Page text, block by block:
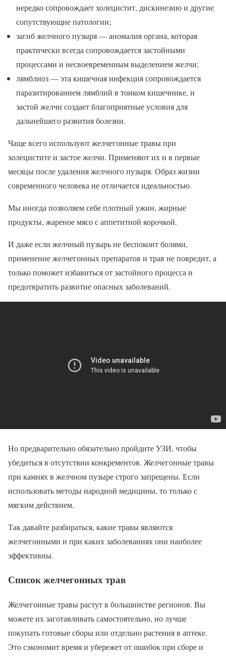
нередко сопровождает холецистит, дискинезию и другие
сопутствующие патологии;
загиб желчного пузыря — аномалия органа, которая
практически всегда сопровождается застойными
процессами и несвоевременным выделением желчи;
лямблиоз — эта кишечная инфекция сопровождается
паразитированием лямблий в тонком кишечнике, и
застой желчи создает благоприятные условия для
дальнейшего развития болезни.
Чаще всего используют желчегонные травы при
холецистите и застое желчи. Применяют их и в первые
месяцы после удаления желчного пузыря. Образ жизни
современного человека не отличается идеальностью.
Мы иногда позволяем себе плотный ужин, жирные
продукты, жареное мясо с аппетитной корочкой.
И даже если желчный пузырь не беспокоит болями,
применение желчегонных препаратов и трав не повредит, а
только поможет избавиться от застойного процесса и
предотвратить развитие опасных заболеваний.
Но предварительно обязательно пройдите УЗИ, чтобы
убедиться в отсутствии конкрементов. Желчегонные травы
при камнях в желчном пузыре строго запрещены. Если
использовать методы народной медицины, то только с
мягким действием.
Так давайте разбираться, какие травы являются
желчегонными и при каких заболеваниях они наиболее
эффективны.
Список желчегонных трав
Желчегонные травы растут в большинстве регионов. Вы
можете их заготавливать самостоятельно, но лучше
покупать готовые сборы или отдельно растения в аптеке.
Это сэкономит время и убережет от ошибок при сборе и